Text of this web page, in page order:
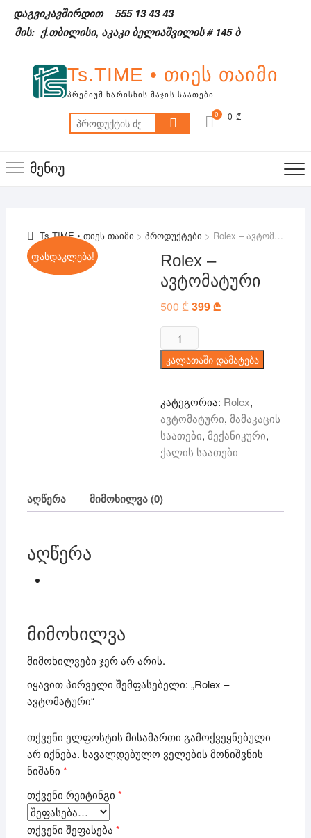
content
დაგვიკავშირდით
555 13 43 43
მის: ქ.თბილისი, აკაკი ბელიაშვილის # 145 ბ
Ts.TIME • თიეს თაიმი
ᲞᲠᲔᲛᲘᲣᲛ ᲮᲐᲠᲘᲡᲮᲘᲡ ᲛᲐᲯᲘᲡ ᲡᲐᲐᲗᲔᲑᲘ
ძებნა: 0 0 ₾
მენიუ
Ts.TIME • თიეს თაიმი > პროდუქტები > Rolex – ავტომატური
ფასდაკლება!
Rolex –
ავტომატური
500₾Original
was:
399₾Current
რაოდენობა:
Rolex
- კალათაში დამატება
კატეგორია: Rolex,
ავტომატური,მამაკაცის
საათები,მექანიკური,
ქალის საათები
აღწერა მიმოხილვა (0)
აღწერა
მიმოხილვა
მიმოხილვები ჯერ არ არის.
იყავით პირველი შემფასებელი: „Rolex –
ავტომატური“
თქვენი ელფოსტის მისამართი გამოქვეყნებული
არ იქნება. სავალდებულო ველების მონიშვნის
ნიშანი *
თქვენი რეიტინგი *
თქვენი შეფასება *